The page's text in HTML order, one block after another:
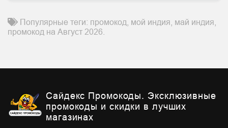
Популярные теги: промокод, мой индия, май индия,
промокод на Август 2026.
Сайдекс Промокоды. Эксклюзивные
промокоды и скидки в лучших
магазинах